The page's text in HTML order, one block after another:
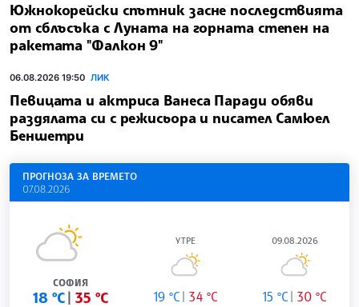
Южнокорейски спътник засне последствията
от сблъсъка с Луната на горната степен на
ракетата "Фалкон 9"
06.08.2026 19:50 ЛИК
Певицата и актриса Ванеса Паради обяви
раздялата си с режисьора и писател Самюел
Беншетри
ПРОГНОЗА ЗА ВРЕМЕТО
07.08.2026
СОФИЯ
18 °C 35 °C
УТРЕ
19 °C 34 °C
09.08.2026
15 °C 30 °C